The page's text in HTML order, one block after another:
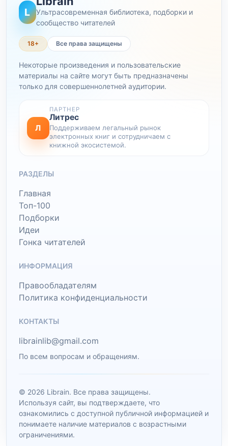
L
Ультрасовременная библиотека, подборки и
сообщество читателей
18+ Все права защищены
Некоторые произведения и пользовательские
материалы на сайте могут быть предназначены
только для совершеннолетней аудитории.
Л
ПАРТНЕР
Литрес
Поддерживаем легальный рынок
электронных книг и сотрудничаем с
книжной экосистемой.
РАЗДЕЛЫ
Главная
Топ-100
Подборки
Идеи
Гонка читателей
ИНФОРМАЦИЯ
Правообладателям
Политика конфиденциальности
КОНТАКТЫ
librainlib@gmail.com
По всем вопросам и обращениям.
© 2026 Librain. Все права защищены.
Используя сайт, вы подтверждаете, что
ознакомились с доступной публичной информацией и
понимаете наличие материалов с возрастными
ограничениями.